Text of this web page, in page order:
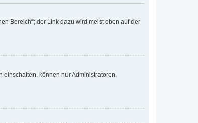
Bereich“; der Link dazu wird meist oben auf der
können nur Administratoren,